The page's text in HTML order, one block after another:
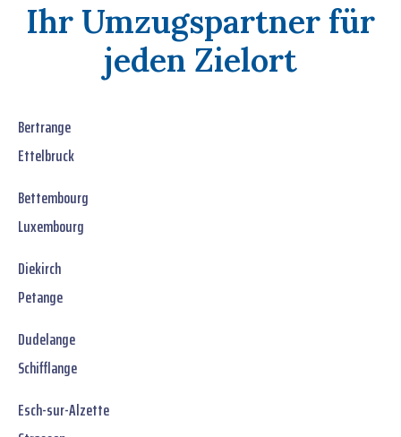
Ihr Umzugspartner für
jeden Zielort
Bertrange
Ettelbruck
Bettembourg
Luxembourg
Diekirch
Petange
Dudelange
Schifflange
Esch-sur-Alzette